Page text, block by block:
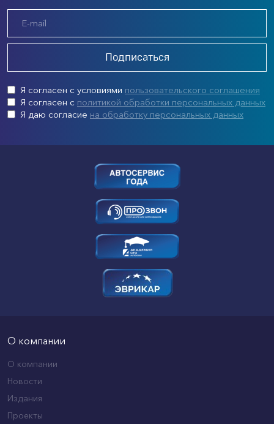
Подписаться
Я согласен с условиями пользовательского соглашения
Я согласен с политикой обработки персональных данных
Я даю согласие на обработку персональных данных
О компании
О компании
Новости
Издания
Проекты